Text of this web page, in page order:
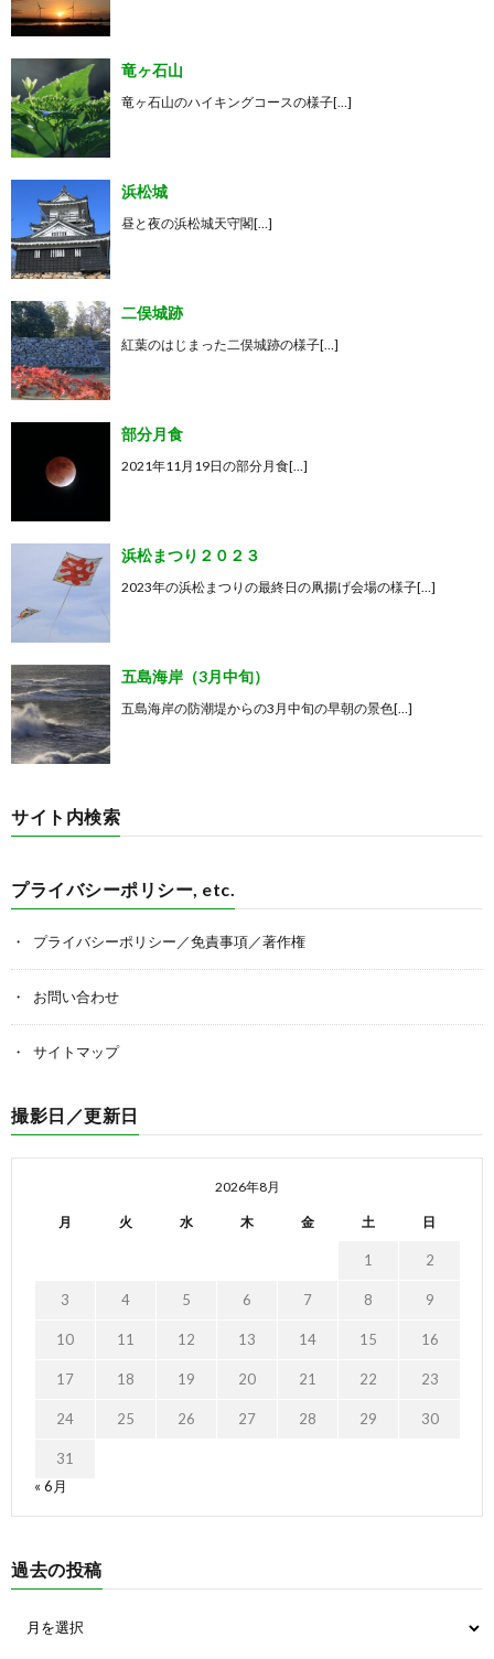
竜ヶ石山
竜ヶ石山のハイキングコースの様子[…]
浜松城
昼と夜の浜松城天守閣[…]
二俣城跡
紅葉のはじまった二俣城跡の様子[…]
部分月食
2021年11月19日の部分月食[…]
浜松まつり２０２３
2023年の浜松まつりの最終日の凧揚げ会場の様子[…]
五島海岸（3月中旬）
五島海岸の防潮堤からの3月中旬の早朝の景色[…]
サイト内検索
プライバシーポリシー, etc.
プライバシーポリシー／免責事項／著作権
お問い合わせ
サイトマップ
撮影日／更新日
2026年8月
月 火 水 木 金 土 日
1 2
3 4 5 6 7 8 9
10 11 12 13 14 15 16
17 18 19 20 21 22 23
24 25 26 27 28 29 30
31
« 6月
過去の投稿